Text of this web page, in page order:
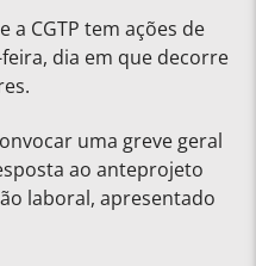
a CGTP tem ações de
dia em que decorre
uma greve geral
ao anteprojeto
laboral, apresentado